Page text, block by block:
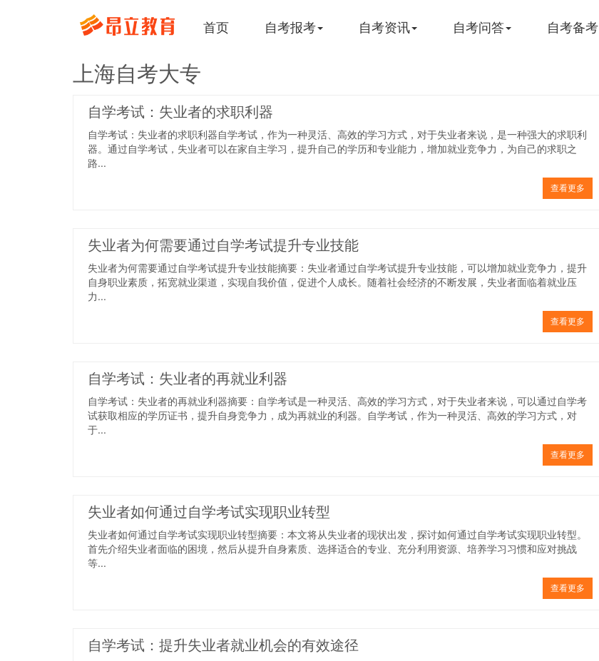
首页 自考报考 自考资讯 自考问答 自考备考
上海自考大专
自学考试：失业者的求职利器
自学考试：失业者的求职利器自学考试，作为一种灵活、高效的学习方式，对于失业者来说，是一种强大的求职利
器。通过自学考试，失业者可以在家自主学习，提升自己的学历和专业能力，增加就业竞争力，为自己的求职之
路...
查看更多
失业者为何需要通过自学考试提升专业技能
失业者为何需要通过自学考试提升专业技能摘要：失业者通过自学考试提升专业技能，可以增加就业竞争力，提升
自身职业素质，拓宽就业渠道，实现自我价值，促进个人成长。随着社会经济的不断发展，失业者面临着就业压
力...
查看更多
自学考试：失业者的再就业利器
自学考试：失业者的再就业利器摘要：自学考试是一种灵活、高效的学习方式，对于失业者来说，可以通过自学考
试获取相应的学历证书，提升自身竞争力，成为再就业的利器。自学考试，作为一种灵活、高效的学习方式，对
于...
查看更多
失业者如何通过自学考试实现职业转型
失业者如何通过自学考试实现职业转型摘要：本文将从失业者的现状出发，探讨如何通过自学考试实现职业转型。
首先介绍失业者面临的困境，然后从提升自身素质、选择适合的专业、充分利用资源、培养学习习惯和应对挑战
等...
查看更多
自学考试：提升失业者就业机会的有效途径